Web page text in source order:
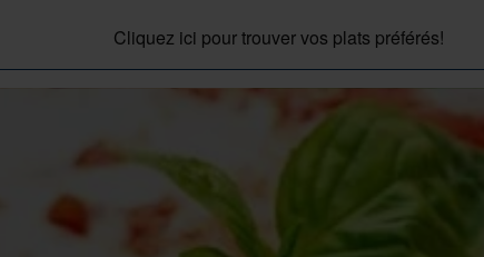
Cliquez ici pour trouver vos plats préférés!